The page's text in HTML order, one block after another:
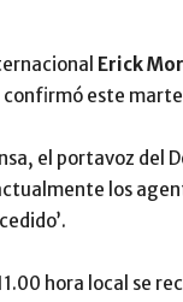
Erick
confirmó este
el portavoz del
los
hora local se